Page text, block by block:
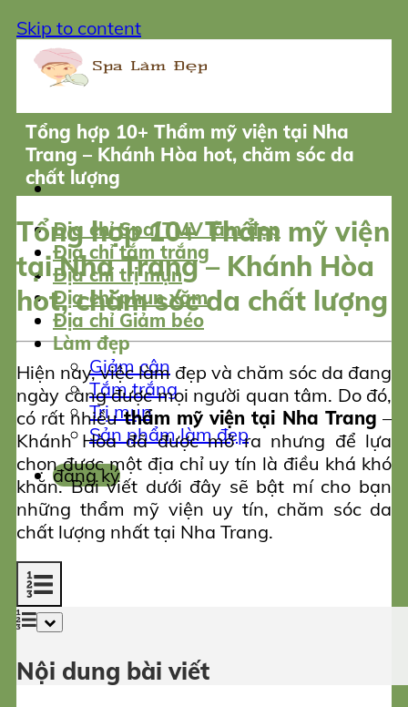
Skip to content
Địa chỉ Spa/TMV làm đẹp
Địa chỉ tắm trắng
Địa chỉ trị mụn
Địa chỉ phun xăm
Địa chỉ Giảm béo
Làm đẹp
Giảm cân
Tắm trắng
Trị mụn
Sản phẩm làm đẹp
đăng ký
Tổng hợp 10+ Thẩm mỹ viện tại Nha
Trang – Khánh Hòa hot, chăm sóc da
chất lượng
Tổng hợp 10+ Thẩm mỹ viện
tại Nha Trang – Khánh Hòa
hot, chăm sóc da chất lượng
Hiện nay, việc làm đẹp và chăm sóc da đang
ngày càng được mọi người quan tâm. Do đó,
có rất nhiềuthẩm mỹ viện tại Nha Trang –
Khánh Hòa đã được mở ra nhưng để lựa
chọn được một địa chỉ uy tín là điều khá khó
khăn. Bài viết dưới đây sẽ bật mí cho bạn
những thẩm mỹ viện uy tín, chăm sóc da
chất lượng nhất tại Nha Trang.
Nội dung bài viết